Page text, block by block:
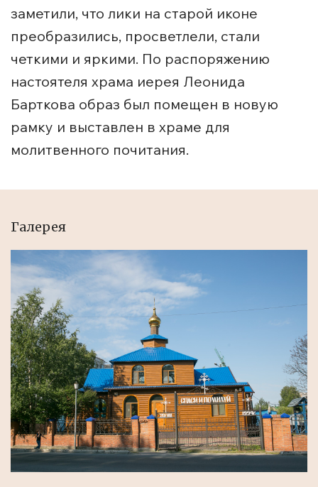
заметили, что лики на старой иконе
преобразились, просветлели, стали
четкими и яркими. По распоряжению
настоятеля храма иерея Леонида
Барткова образ был помещен в новую
рамку и выставлен в храме для
молитвенного почитания.
Галерея